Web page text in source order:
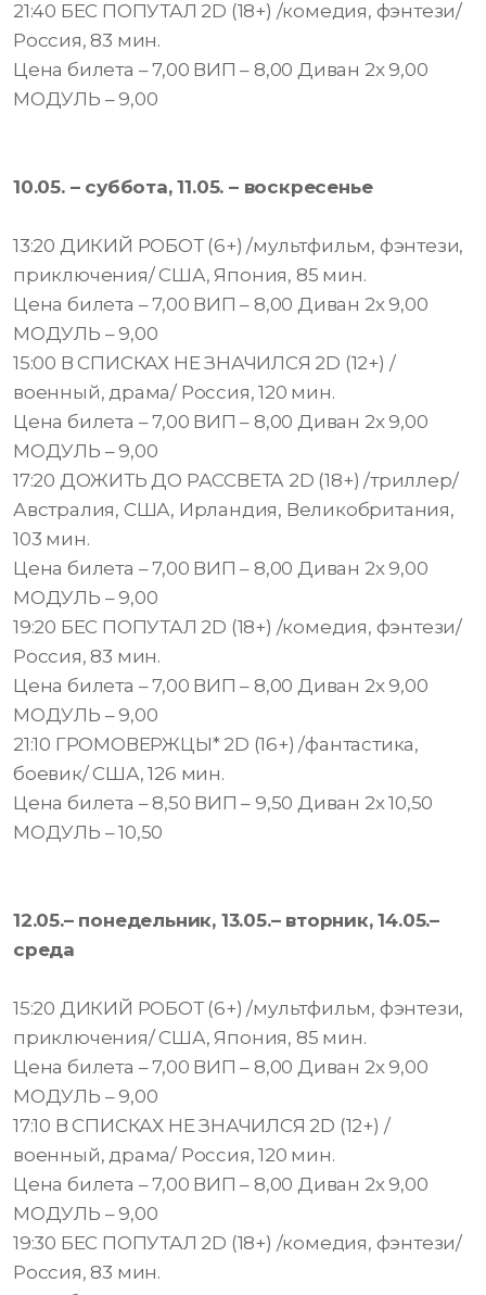
21:40 БЕС ПОПУТАЛ 2D (18+) /комедия, фэнтези/
Россия, 83 мин.
Цена билета – 7,00 ВИП – 8,00 Диван 2х 9,00
МОДУЛЬ – 9,00
10.05. – суббота, 11.05. – воскресенье
13:20 ДИКИЙ РОБОТ (6+) /мультфильм, фэнтези,
приключения/ США, Япония, 85 мин.
Цена билета – 7,00 ВИП – 8,00 Диван 2х 9,00
МОДУЛЬ – 9,00
15:00 В СПИСКАХ НЕ ЗНАЧИЛСЯ 2D (12+) /
военный, драма/ Россия, 120 мин.
Цена билета – 7,00 ВИП – 8,00 Диван 2х 9,00
МОДУЛЬ – 9,00
17:20 ДОЖИТЬ ДО РАССВЕТА 2D (18+) /триллер/
Австралия, США, Ирландия, Великобритания,
103 мин.
Цена билета – 7,00 ВИП – 8,00 Диван 2х 9,00
МОДУЛЬ – 9,00
19:20 БЕС ПОПУТАЛ 2D (18+) /комедия, фэнтези/
Россия, 83 мин.
Цена билета – 7,00 ВИП – 8,00 Диван 2х 9,00
МОДУЛЬ – 9,00
21:10 ГРОМОВЕРЖЦЫ* 2D (16+) /фантастика,
боевик/ США, 126 мин.
Цена билета – 8,50 ВИП – 9,50 Диван 2х 10,50
МОДУЛЬ – 10,50
12.05.– понедельник, 13.05.– вторник, 14.05.–
среда
15:20 ДИКИЙ РОБОТ (6+) /мультфильм, фэнтези,
приключения/ США, Япония, 85 мин.
Цена билета – 7,00 ВИП – 8,00 Диван 2х 9,00
МОДУЛЬ – 9,00
17:10 В СПИСКАХ НЕ ЗНАЧИЛСЯ 2D (12+) /
военный, драма/ Россия, 120 мин.
Цена билета – 7,00 ВИП – 8,00 Диван 2х 9,00
МОДУЛЬ – 9,00
19:30 БЕС ПОПУТАЛ 2D (18+) /комедия, фэнтези/
Россия, 83 мин.